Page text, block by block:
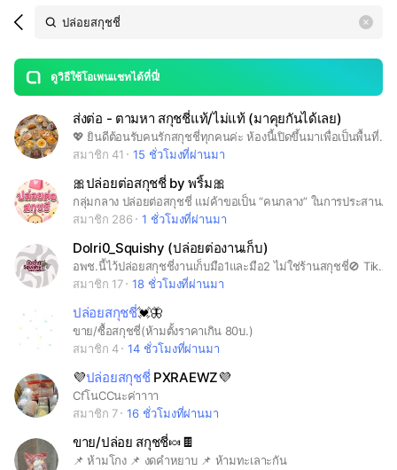
Search
OpenChats
messages
search
area
ดูวิธีใช้โอเพนแชทได้ที่นี่!
open
ส่งต่อ - ตามหา สกุชชี่แท้/ไม่แท้ (มาคุยกันได้เลย)
​💖 ยินดีต้อนรับคนรักสกุชชี่ทุกคนค่ะ ห้องนี้เปิดขึ้นมาเพื่อเป็นพื้นที่สำหรับปล่อยต่อ แลกเปลี่ยน หรือตามหาสกุชชี่ที่อยากได้นะคะ ​✨ กติกาและข้อตกลงร่วมกัน: ​เข้ามาแล้วอยู่กันอย่างน่ารัก ให้เกียรติกันและอย่าทะเลาะกันนะคะ ​ใครตามหาชิ้นไหน หรืออยากถามว่าใครมีชิ้นไหนพร้อมส่ง สามารถพิมพ์ถามในห้องได้เลยค่ะ ​พ่อค้าแม่ค้าหรือเพื่อนๆ ที่อยากส่งต่อ สามารถลงรูปและรายละเอียดปล่อยต่อได้เลยค่ะ
สมาชิก 41
15 ชั่วโมงที่ผ่านมา
🎀ปล่อยต่อสกุชชี่ by พริ้ม🎀
กลุ่มกลาง ปล่อยต่อสกุชชี่ แม่ค้าขอเป็น “คนกลาง” ในการประสานงาน เพื่อช่วยดูแลทั้งผู้ปล่อยต่อและผู้รับซื้อให้สบายใจมากขึ้น 1. ขอให้แจ้งรายละเอียดให้ครบก่อนเริ่มคุย รูปสินค้า ราคา ตำหนิ (ถ้ามี) ค่าส่ง / นัดรับ 2. เมื่อตกลงกันเรียบร้อย สร้างกลุ่มเชิญแม่ค้าเข้ากลุ่ม โอนผ่านแม่ค้าก่อน แล้วแม่ค้าจะโอนต่อให้ผู้ปล่อยหลังผู้ซื้อได้รับสินค้าเรียบร้อยแล้ว 💌 ค่าคนกลาง • ยอดต่ำกว่า 300 บาท = 10 บาท • ยอด 300–1,000 บาท = 20 บาท • ยอด 1,000 บาทขึ้นไป = 30 บาท ✨ เพื่อความปลอดภัยของทุกฝ่าย ทางร้านขอไม่รับผิดชอบกรณีซื้อขายกันนอกกลุ่มที่แม่ค้าจัดให้
สมาชิก 286
1 ชั่วโมงที่ผ่านมา
Dolri0_Squishy (ปล่อยต่องานเก็บ)
อพช.นี้ไว้ปล่อยสกุชชี่งานเก็บมือ1และมือ2 ไม่ใช่ร้านสกุชชี่🚫 Tiktok : Dolri0ช่องหลัก (แม่ค้าปลากัดเก่าอิอิ)
สมาชิก 17
18 ชั่วโมงที่ผ่านมา
ปล่อยสกุชชี่💓🦋
ขาย/ซื้อสกุชชี่(ห้ามตั้งราคาเกิน 80บ.)
สมาชิก 4
14 ชั่วโมงที่ผ่านมา
💜ปล่อยสกุชชี่PXRAEWZ💜
CfโนCCนะค่าาาา
สมาชิก 7
16 ชั่วโมงที่ผ่านมา
ขาย/ปล่อย สกุชชี่🍬🍫
📌 ห้ามโกง 📌 งดคำหยาบ 📌 ห้ามทะเลาะกัน